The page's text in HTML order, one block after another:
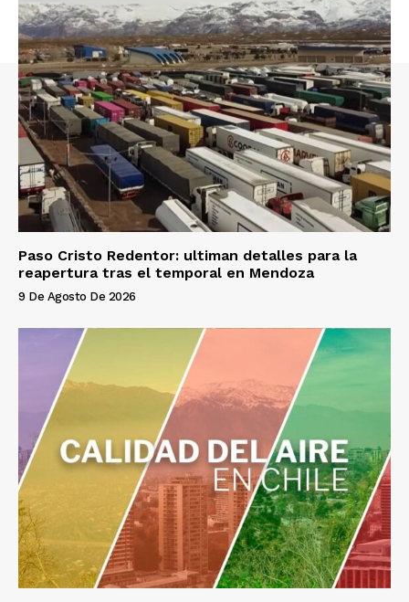
Paso Cristo Redentor: ultiman detalles para la
reapertura tras el temporal en Mendoza
9 De Agosto De 2026